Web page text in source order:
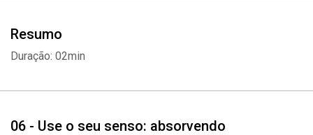
Resumo
Duração: 02min
06 - Use o seu senso: absorvendo